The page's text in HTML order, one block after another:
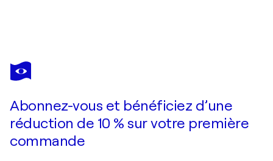
LESZEK NOWAK
You have to be very lucky to escape hell
Abonnez-vous et bénéficiez d’une
réduction de 10 % sur votre première
commande